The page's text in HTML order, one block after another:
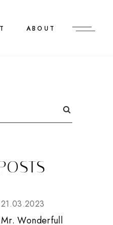
ABOUT
21.03.2023
Mr. Wonderfull